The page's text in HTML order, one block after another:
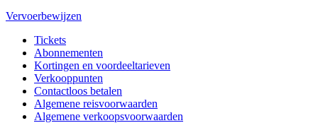
Vervoerbewijzen
Tickets
Abonnementen
Kortingen en voordeeltarieven
Verkooppunten
Contactloos betalen
Algemene reisvoorwaarden
Algemene verkoopsvoorwaarden